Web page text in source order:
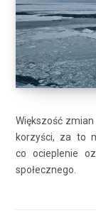
Większość
korzyści, za to
co ocieplenie
społecznego.